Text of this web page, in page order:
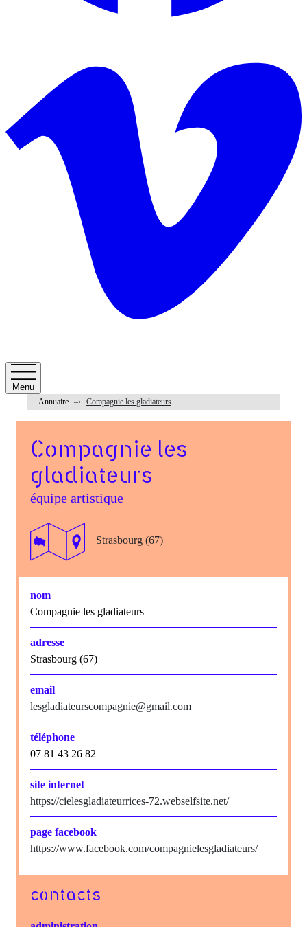
Menu
Annuaire Compagnie les gladiateurs
Compagnie les
gladiateurs
équipe artistique
Strasbourg (67)
nom
Compagnie les gladiateurs
adresse
Strasbourg (67)
email
lesgladiateurscompagnie@gmail.com
téléphone
07 81 43 26 82
site internet
https://cielesgladiateurrices-72.webselfsite.net/
page facebook
https://www.facebook.com/compagnielesgladiateurs/
contacts